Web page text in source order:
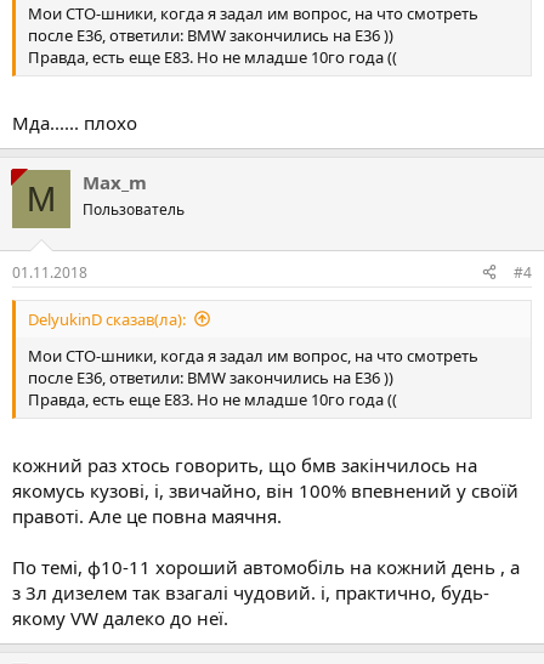
Мои СТО-шники, когда я задал им вопрос, на что смотреть
после Е36, ответили: BMW закончились на Е36 ))
Правда, есть еще Е83. Но не младше 10го года ((
Мда...... плохо
M Max_m
Пользователь
01.11.2018 #4
DelyukinD сказав(ла):
Мои СТО-шники, когда я задал им вопрос, на что смотреть
после Е36, ответили: BMW закончились на Е36 ))
Правда, есть еще Е83. Но не младше 10го года ((
кожний раз хтось говорить, що бмв закінчилось на
якомусь кузові, і, звичайно, він 100% впевнений у своїй
правоті. Але це повна маячня.
По темі, ф10-11 хороший автомобіль на кожний день , а
з 3л дизелем так взагалі чудовий. і, практично, будь-
якому VW далеко до неї.